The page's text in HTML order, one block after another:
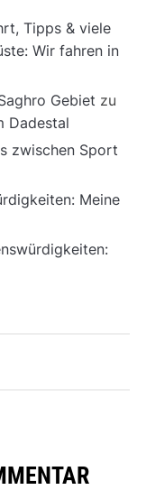
Tipps & viele
Wir fahren in
Gebiet zu
Dadestal
zwischen Sport
Meine